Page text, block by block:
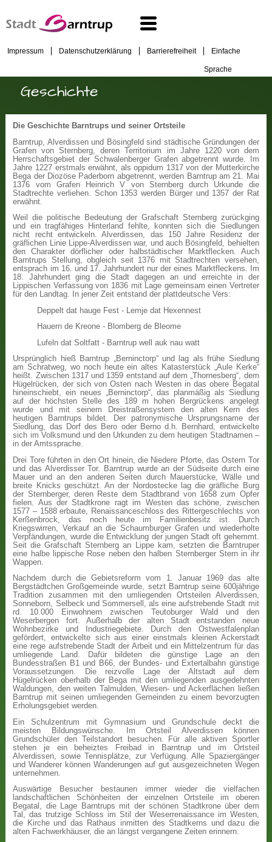
Impressum Datenschutzerklärung Barrierefreiheit Einfache
Sprache
Geschichte
Die Geschichte Barntrups und seiner Ortsteile
Barntrup, Alverdissen und Bösingfeld sind städtische Gründungen der
Grafen von Sternberg, deren Territorium im Jahre 1220 von dem
Herrschaftsgebiet der Schwalenberger Grafen abgetrennt wurde. Im
Jahre 1227 erstmals erwähnt, als oppidum 1317 von der Mutterkirche
Bega der Diozöse Paderborn abgetrennt, werden Barntrup am 21. Mai
1376 vom Grafen Heinrich V von Sternberg durch Urkunde die
Stadtrechte verliehen. Schon 1353 werden Bürger und 1357 der Rat
erwähnt.
Weil die politische Bedeutung der Grafschaft Sternberg zurückging
und ein tragfähiges Hinterland fehlte, konnten sich die Siedlungen
nicht recht entwickeln. Alverdissen, das 150 Jahre Residenz der
gräflichen Linie Lippe-Alverdissen war, und auch Bösingfeld, behielten
den Charakter dörflicher oder halbstädtischer Marktflecken. Auch
Barntrups Stellung, obgleich seit 1376 mit Stadtrechten versehen,
entsprach im 16. und 17. Jahrhundert nur der eines Marktfleckens. Im
18. Jahrhundert ging die Stadt dagegen an und erreichte in der
Lippischen Verfassung von 1836 mit Lage gemeinsam einen Vertreter
für den Landtag. In jener Zeit entstand der plattdeutsche Vers:
Deppelt dat hauge Fest - Lemje dat Hexennest
Hauern de Kreone - Blomberg de Bleome
Lufeln dat Soltfatt - Barntrup well auk nau watt
Ursprünglich hieß Barntrup „Berninctorp“ und lag als frühe Siedlung
am Schratweg, wo noch heute ein altes Katasterstück „Aule Kerke“
heißt. Zwischen 1317 und 1359 entstand auf dem „Thornesberg“, dem
Hügelrücken, der sich von Osten nach Westen in das obere Begatal
hineinschiebt, ein neues „Berninctorp“, das planmäßig als Siedlung
auf der höchsten Stelle des 189 m hohen Bergrückens angelegt
wurde und mit seinem Dreistraßensystem den alten Kern des
heutigen Barntrups bildet. Der patronymische Ursprungsname der
Siedlung, das Dorf des Bero oder Berno d.h. Bernhard, entwickelte
sich im Volksmund und den Urkunden zu dem heutigen Stadtnamen –
in der Amtssprache.
Drei Tore führten in den Ort hinein, die Niedere Pforte, das Ostern Tor
und das Alverdisser Tor. Barntrup wurde an der Südseite durch eine
Mauer und an den anderen Seiten durch Mauerstücke, Wälle und
breite Knicks geschützt. An der Nordostecke lag die gräfliche Burg
der Sternberger, deren Reste dem Stadtbrand von 1658 zum Opfer
fielen. Aus der Stadtkrone ragt im Westen das schöne, zwischen
1577 – 1588 erbaute, Renaissanceschloss des Rittergeschlechts von
Kerßenbrock, das noch heute im Familienbesitz ist. Durch
Kriegswirren, Verkauf an die Schaumburger Grafen und wiederholte
Verpfändungen, wurde die Entwicklung der jungen Stadt oft gehemmt.
Seit die Grafschaft Sternberg an Lippe kam, setzten die Barntruper
eine halbe lippische Rose neben den halben Sternberger Stern in ihr
Wappen.
Nachdem durch die Gebietsreform vom 1. Januar 1969 das alte
Bergstädtchen Großgemeinde wurde, setzt Barntrup seine 600jährige
Tradition zusammen mit den umliegenden Ortsteilen Alverdissen,
Sonneborn, Selbeck und Sommersell, als eine aufstrebende Stadt mit
rd. 10.000 Einwohnern zwischen Teutoburger Wald und den
Weserbergen fort. Außerhalb der alten Stadt entstanden neue
Wohnbezirke und Industriegebiete. Durch den Ostwestfalenplan
gefördert, entwickelte sich aus einer einstmals kleinen Ackerstadt
eine rege aufstrebende Stadt der Arbeit und ein Mittelzentrum für das
umliegende Land. Dafür bildeten die günstige Lage an den
Bundesstraßen B1 und B66, der Bundes- und Extertalbahn günstige
Voraussetzungen. Die reizvolle Lage der Altstadt auf dem
Hügelrücken oberhalb der Bega mit den umliegenden ausgedehnten
Waldungen, den weiten Talmulden, Wiesen- und Ackerflächen ließen
Barntrup mit seinen umliegenden Gemeinden zu einem bevorzugten
Erholungsgebiet werden.
Ein Schulzentrum mit Gymnasium und Grundschule deckt die
meisten Bildungswünsche. Im Ortsteil Alverdissen können
Grundschüler den Teilstandort besuchen. Für alle aktiven Sportler
stehen je ein beheiztes Freibad in Barntrup und im Ortsteil
Alverdissen, sowie Tennisplätze, zur Verfügung. Alle Spaziergänger
und Wanderer können Wanderungen auf gut ausgezeichneten Wegen
unternehmen.
Auswärtige Besucher bestaunen immer wieder die vielfachen
landschaftlichen Schönheiten der einzelnen Ortsteile im oberen
Begatal, die Lage Barntrups mit der schönen Stadtkrone über dem
Tal, das trutzige Schloss im Stil der Weserrenaissance im Westen,
die Kirche und das Rathaus inmitten des Stadtkerns und dazu die
alten Fachwerkhäuser, die an längst vergangene Zeiten erinnern.